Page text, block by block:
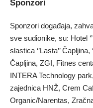
Sponzori
Sponzori događaja,
sve sudionike, su: Hotel
slastica ‘’Lasta’’ Čapljina,
Čapljina, ZGI, Fitnes
INTERA Technology
zajednica HNŽ, Crem
Organic/Narentas,